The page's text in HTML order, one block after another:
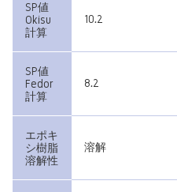
SP値
Okisu
計算
10.2
SP値
Fedor
計算
8.2
エポキ
シ樹脂
溶解性
溶解